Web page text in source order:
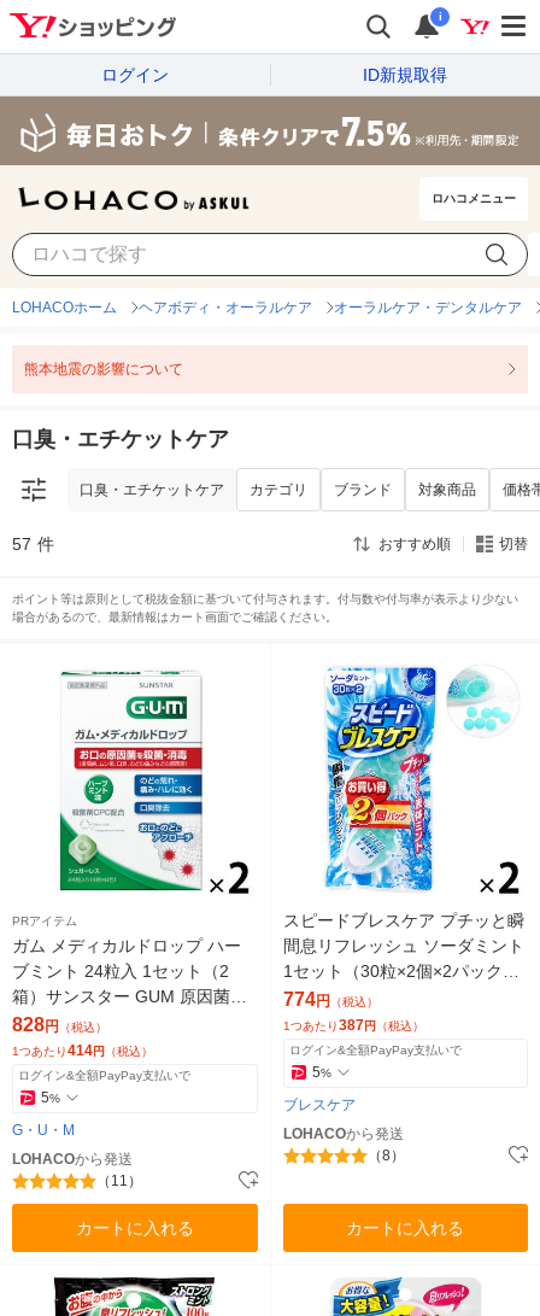
i
ログイン ID新規取得
ロハコメニュー
口臭・エチケットケア 価格
LOHACOホーム ヘアボディ・オーラルケア オーラルケア・デンタルケア
熊本地震の影響について
口臭・エチケットケア
口臭・エチケットケア カテゴリ ブランド 対象商品 価格
57 件 おすすめ順 切替
ポイント等は原則として税抜金額に基づいて付与されます。付与数や付与率が表示より少ない
場合があるので、最新情報はカート画面でご確認ください。
PRアイテム
ガム メディカルドロップ ハー
ブミント 24粒入 1セット（2
箱）サンスター GUM 原因菌を
殺菌・消毒 口臭 のどの痛み・
腫れ
828円 （税込）
1つあたり414円 （税込）
ログイン&全額PayPay支払いで
5%
G・U・M
LOHACOから発送
（11）
カートに入れる
スピードブレスケア プチッと瞬
間息リフレッシュ ソーダミント
1セット（30粒×2個×2パック）
小林製薬
774円 （税込）
1つあたり387 円 （税込）
ログイン&全額PayPay支払いで
5%
ブレスケア
LOHACOから発送
（8）
カートに入れる